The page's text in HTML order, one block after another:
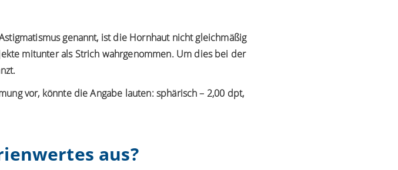
genannt, ist die Hornhaut nicht gleichmäßig
mitunter als Strich wahrgenommen. Um dies bei der
vor, könnte die Angabe lauten: sphärisch – 2,00 dpt,
aus?